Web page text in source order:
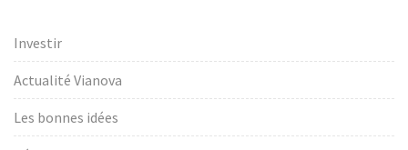
Investir
Actualité Vianova
Les bonnes idées